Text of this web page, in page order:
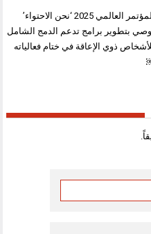
المؤتمر العالمي 2025 ‘نحن الاحتواء’
بتطوير برامج تدعم الدمج الشامل
ذوي الإعاقة في ختام فعالياته